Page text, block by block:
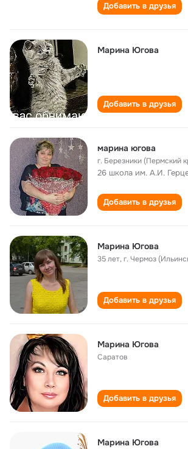
Добавить в друзья
Марина Югова
Добавить в друзья
марина югова
г. Березники (Пермский
26 школа им. А.И.
Добавить в друзья
Марина Югова
35 лет,г. Чермоз
Добавить в друзья
Марина Югова
Саратов
Добавить в друзья
Марина Югова